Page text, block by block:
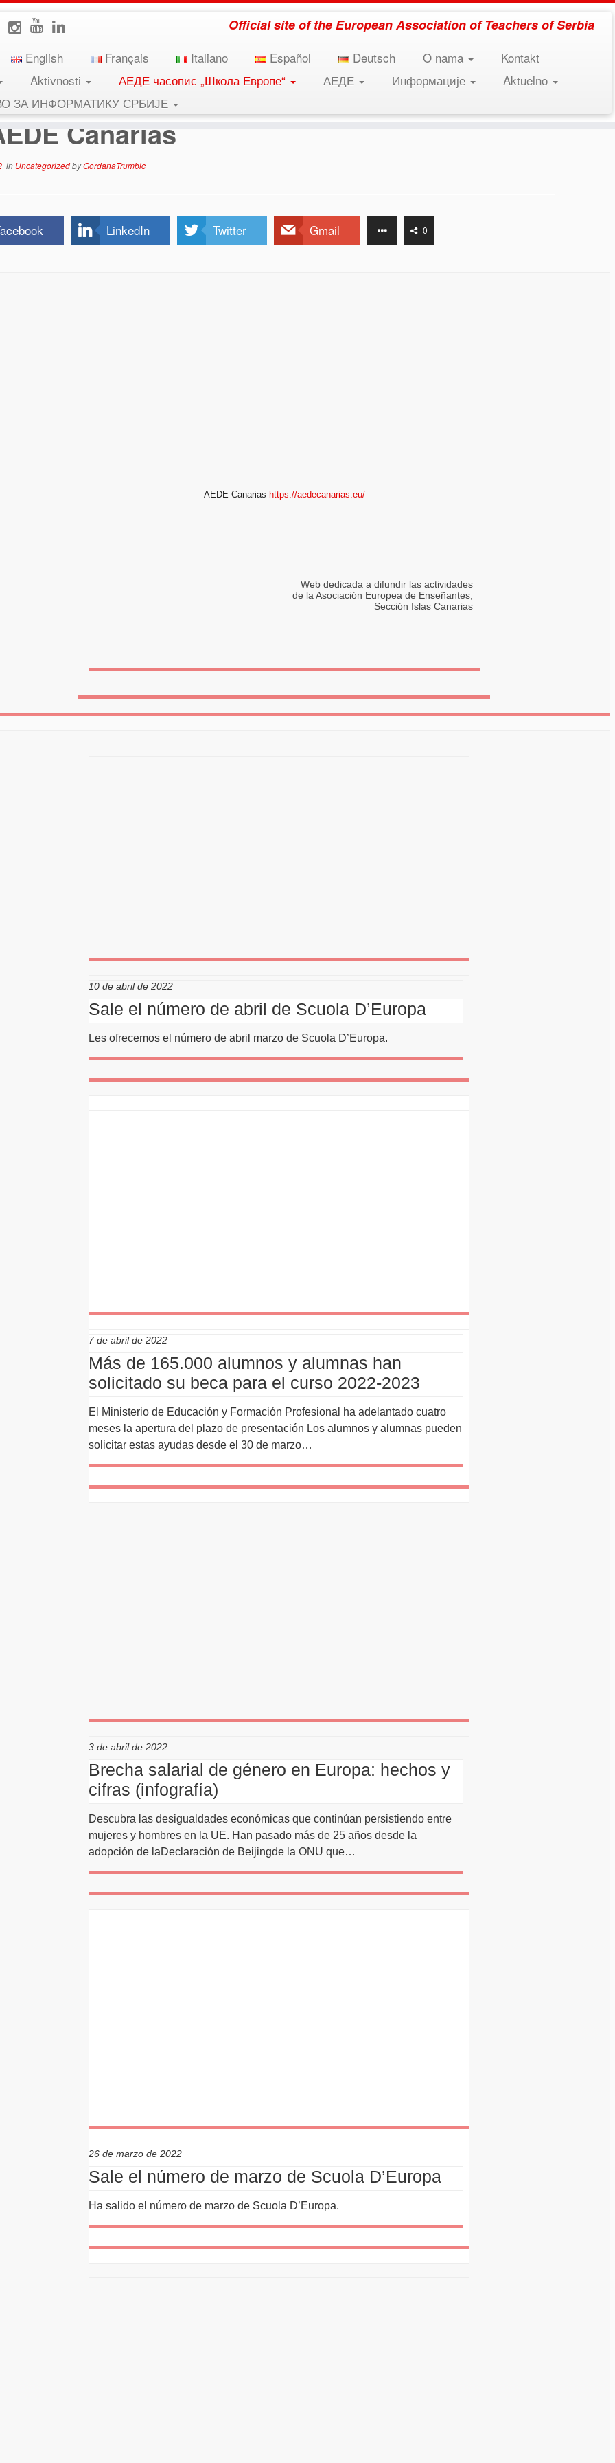
Official site of the European Association of Teachers of Serbia
English Français Italiano Español Deutsch O nama
Kontakt
Aktivnosti АЕДЕ часопис „Школа Европе“ АЕДЕ Информације
Aktuelno
ЗА ИНФОРМАТИКУ СРБИЈЕ
Canarias
in UncategorizedbyGordanaTrumbic
LinkedIn Twitter Gmail 0
AEDE Canarias https://aedecanarias.eu/
Web dedicada a difundir las actividades
de la Asociación Europea de Enseñantes,
Sección Islas Canarias
10 de abril de 2022
Sale el número de abril de Scuola D’Europa
Les ofrecemos el número de abril marzo de Scuola D’Europa.
7 de abril de 2022
Más de 165.000 alumnos y alumnas han
solicitado su beca para el curso 2022-2023
El Ministerio de Educación y Formación Profesional ha adelantado cuatro
meses la apertura del plazo de presentación Los alumnos y alumnas pueden
solicitar estas ayudas desde el 30 de marzo…
3 de abril de 2022
Brecha salarial de género en Europa: hechos y
cifras (infografía)
Descubra las desigualdades económicas que continúan persistiendo entre
mujeres y hombres en la UE. Han pasado más de 25 años desde la
adopción de laDeclaración de Beijingde la ONU que…
26 de marzo de 2022
Sale el número de marzo de Scuola D’Europa
Ha salido el número de marzo de Scuola D’Europa.